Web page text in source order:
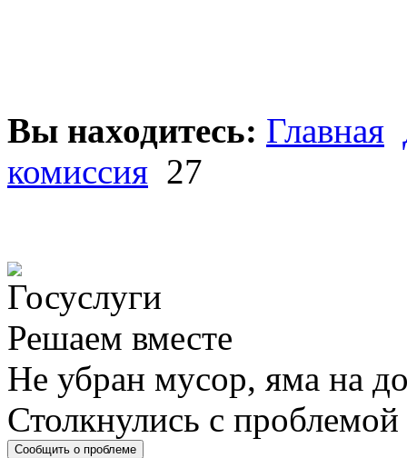
Вы находитесь: Главная
комиссия 27
Решаем вместе
Не убран мусор, яма на
Столкнулись с
Сообщить о проблеме